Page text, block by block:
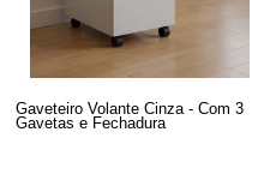
Gaveteiro Volante Cinza - Com 3
Gavetas e Fechadura